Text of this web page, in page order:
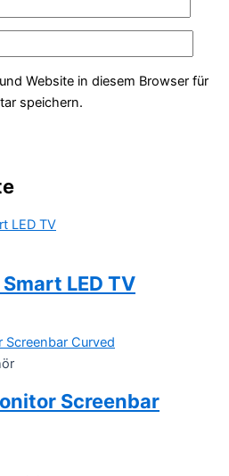
Website in diesem Browser für
speichern.
LED TV
Screenbar